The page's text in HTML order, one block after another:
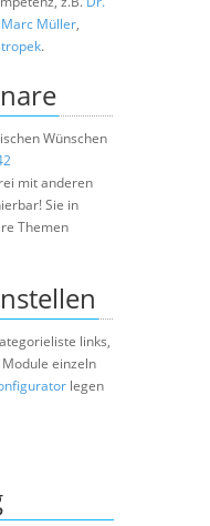
Marc Müller,
.
Wünschen
mit anderen
Sie in
Themen
links,
Module einzeln
legen